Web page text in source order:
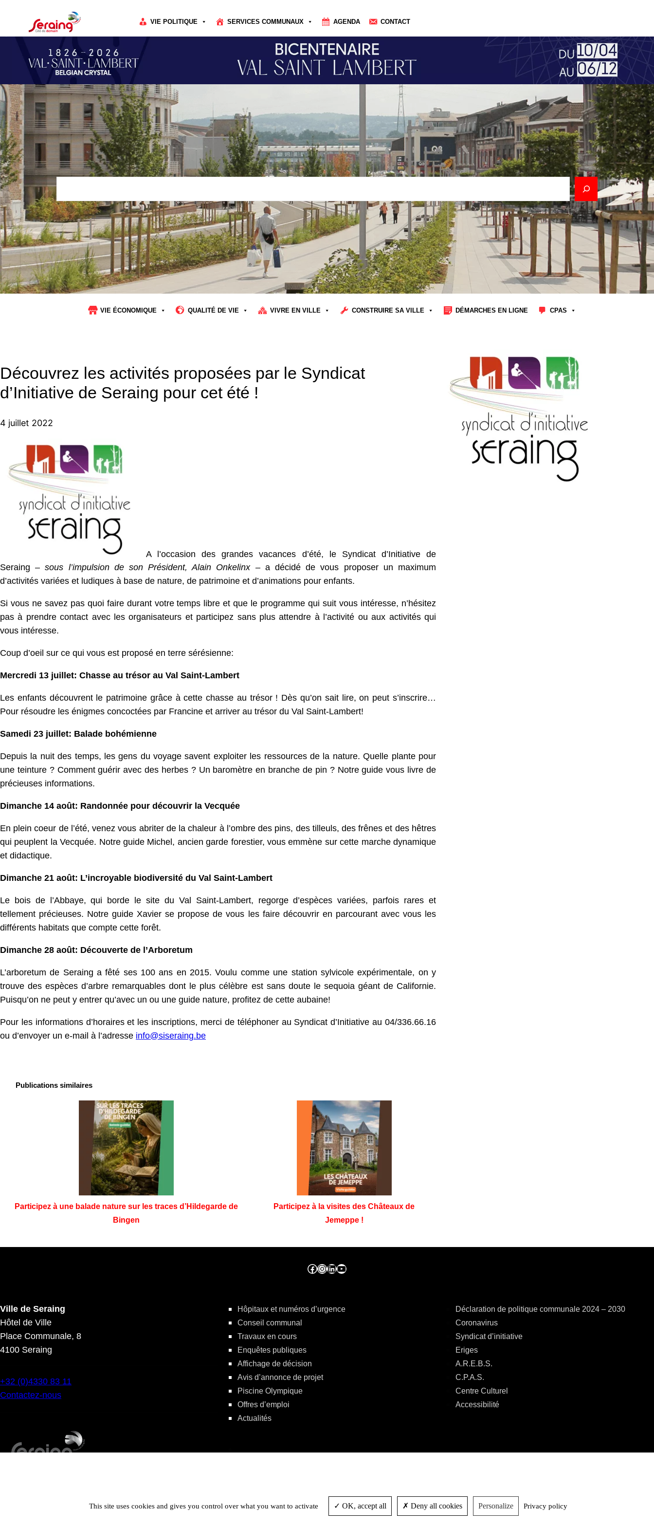
VIE POLITIQUE SERVICES COMMUNAUX AGENDA CONTACT
Rechercher
VIE ÉCONOMIQUE QUALITÉ DE VIE VIVRE EN VILLE CONSTRUIRE SA VILLE DÉMARCHES EN LIGNE CPAS
Découvrez les activités proposées par le Syndicat
d’Initiative de Seraing pour cet été !
4 juillet 2022
A l’occasion des grandes vacances d’été, le Syndicat d’Initiative de
Seraing –sous l’impulsion de son Président, Alain Onkelinx– a décidé de vous proposer un maximum
d’activités variées et ludiques à base de nature, de patrimoine et d’animations pour enfants.
Si vous ne savez pas quoi faire durant votre temps libre et que le programme qui suit vous intéresse, n’hésitez
pas à prendre contact avec les organisateurs et participez sans plus attendre à l’activité ou aux activités qui
vous intéresse.
Coup d’oeil sur ce qui vous est proposé en terre sérésienne:
Mercredi 13 juillet: Chasse au trésor au Val Saint-Lambert
Les enfants découvrent le patrimoine grâce à cette chasse au trésor ! Dès qu’on sait lire, on peut s’inscrire…
Pour résoudre les énigmes concoctées par Francine et arriver au trésor du Val Saint-Lambert!
Samedi 23 juillet: Balade bohémienne
Depuis la nuit des temps, les gens du voyage savent exploiter les ressources de la nature. Quelle plante pour
une teinture ? Comment guérir avec des herbes ? Un baromètre en branche de pin ? Notre guide vous livre de
précieuses informations.
Dimanche 14 août: Randonnée pour découvrir la Vecquée
En plein coeur de l’été, venez vous abriter de la chaleur à l’ombre des pins, des tilleuls, des frênes et des hêtres
qui peuplent la Vecquée. Notre guide Michel, ancien garde forestier, vous emmène sur cette marche dynamique
et didactique.
Dimanche 21 août: L’incroyable biodiversité du Val Saint-Lambert
Le bois de l’Abbaye, qui borde le site du Val Saint-Lambert, regorge d’espèces variées, parfois rares et
tellement précieuses. Notre guide Xavier se propose de vous les faire découvrir en parcourant avec vous les
différents habitats que compte cette forêt.
Dimanche 28 août: Découverte de l’Arboretum
L’arboretum de Seraing a fêté ses 100 ans en 2015. Voulu comme une station sylvicole expérimentale, on y
trouve des espèces d’arbre remarquables dont le plus célèbre est sans doute le sequoia géant de Californie.
Puisqu’on ne peut y entrer qu’avec un ou une guide nature, profitez de cette aubaine!
Pour les informations d’horaires et les inscriptions, merci de téléphoner au Syndicat d’Initiative au 04/336.66.16
ou d’envoyer un e-mail à l’adresse info@siseraing.be
Publications similaires
Participez à une balade nature sur les traces d’Hildegarde de
Bingen
Participez à la visites des Châteaux de
Jemeppe !
Facebook ville de seraing Instragram ville de seraing linkedin – ville de seraing YouTube
Ville de Seraing
Hôtel de Ville
Place Communale, 8
4100 Seraing
+32 (0)4330 83 11
Contactez-nous
Hôpitaux et numéros d’urgence
Conseil communal
Travaux en cours
Enquêtes publiques
Affichage de décision
Avis d’annonce de projet
Piscine Olympique
Offres d’emploi
Actualités
Déclaration de politique communale 2024 – 2030
Coronavirus
Syndicat d’initiative
Eriges
A.R.E.B.S.
C.P.A.S.
Centre Culturel
Accessibilité
This site uses cookies and gives you control over what you want to activate OK, accept all Deny all cookies Personalize Privacy policy